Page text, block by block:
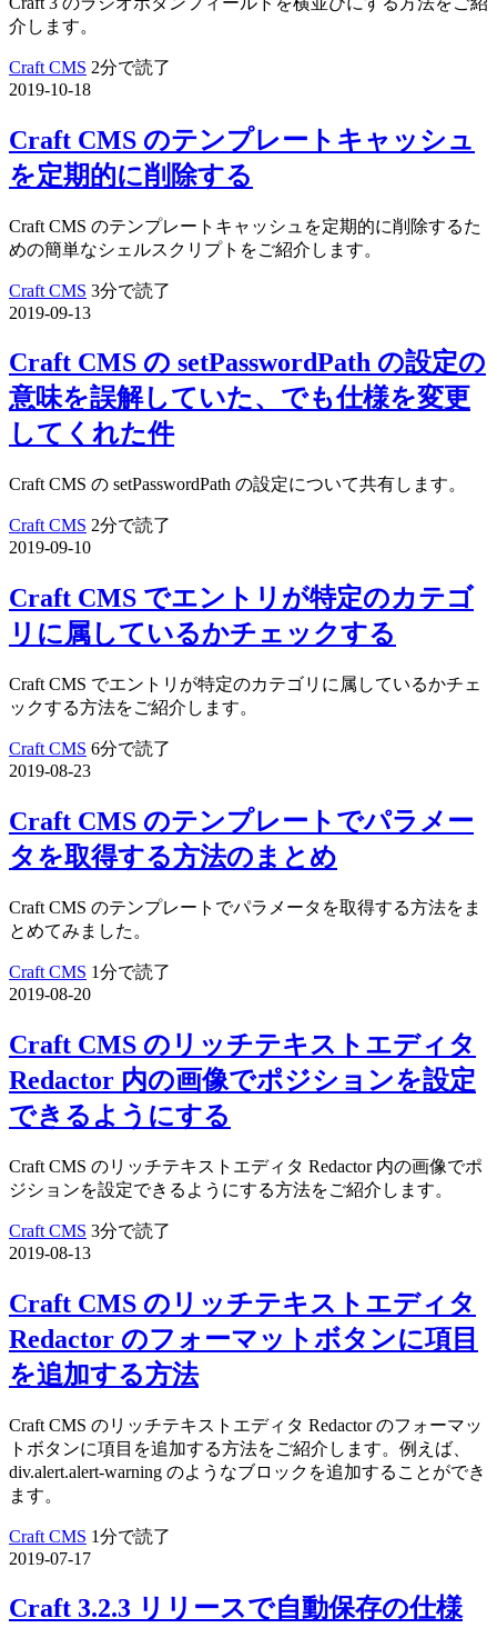
介します。
Craft CMS 2分で読了
2019-10-18
Craft CMS のテンプレートキャッシュ
を定期的に削除する
Craft CMS のテンプレートキャッシュを定期的に削除するた
めの簡単なシェルスクリプトをご紹介します。
Craft CMS 3分で読了
2019-09-13
Craft CMS の setPasswordPath の設定の
意味を誤解していた、でも仕様を変更
してくれた件
Craft CMS の setPasswordPath の設定について共有します。
Craft CMS 2分で読了
2019-09-10
Craft CMS でエントリが特定のカテゴ
リに属しているかチェックする
Craft CMS でエントリが特定のカテゴリに属しているかチェ
ックする方法をご紹介します。
Craft CMS 6分で読了
2019-08-23
Craft CMS のテンプレートでパラメー
タを取得する方法のまとめ
Craft CMS のテンプレートでパラメータを取得する方法をま
とめてみました。
Craft CMS 1分で読了
2019-08-20
Craft CMS のリッチテキストエディタ
Redactor 内の画像でポジションを設定
できるようにする
Craft CMS のリッチテキストエディタ Redactor 内の画像でポ
ジションを設定できるようにする方法をご紹介します。
Craft CMS 3分で読了
2019-08-13
Craft CMS のリッチテキストエディタ
Redactor のフォーマットボタンに項目
を追加する方法
Craft CMS のリッチテキストエディタ Redactor のフォーマッ
トボタンに項目を追加する方法をご紹介します。例えば、
div.alert.alert-warning のようなブロックを追加することができ
ます。
Craft CMS 1分で読了
2019-07-17
Craft 3.2.3 リリースで自動保存の仕様